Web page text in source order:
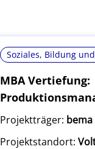
Soziales, Bildung
MBA Vertiefung:
Projektträger:
Projektstandort: